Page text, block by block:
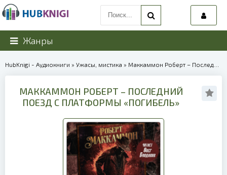
Жанры
HubKnigi - Аудиокниги » Ужасы, мистика » Маккаммон Роберт – Последний поезд с платформы «Погибель» | 40014
МАККАММОН РОБЕРТ – ПОСЛЕДНИЙ
ПОЕЗД С ПЛАТФОРМЫ «ПОГИБЕЛЬ»